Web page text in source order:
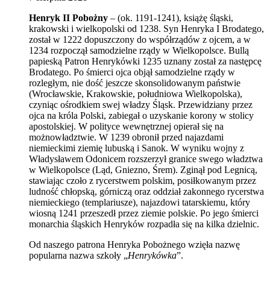
Henryk II Pobożny – (ok. 1191-1241), książę śląski,
krakowski i wielkopolski od 1238. Syn Henryka I Brodatego,
został w 1222 dopuszczony do współrządów z ojcem, a w
1234 rozpoczął samodzielne rządy w Wielkopolsce. Bullą
papieską Patron Henrykówki 1235 uznany został za następcę
Brodatego. Po śmierci ojca objął samodzielne rządy w
rozległym, nie dość jeszcze skonsolidowanym państwie
(Wrocławskie, Krakowskie, południowa Wielkopolska),
czyniąc ośrodkiem swej władzy Śląsk. Przewidziany przez
ojca na króla Polski, zabiegał o uzyskanie korony w stolicy
apostolskiej. W polityce wewnętrznej opierał się na
możnowładztwie. W 1239 obronił przed najazdami
niemieckimi ziemię lubuską i Sanok. W wyniku wojny z
Władysławem Odonicem rozszerzył granice swego władztwa
w Wielkopolsce (Ląd, Gniezno, Śrem). Zginął pod Legnicą,
stawiając czoło z rycerstwem polskim, posiłkowanym przez
ludność chłopską, górniczą oraz oddział zakonnego rycerstwa
niemieckiego (templariusze), najazdowi tatarskiemu, który
wiosną 1241 przeszedł przez ziemie polskie. Po jego śmierci
monarchia śląskich Henryków rozpadła się na kilka dzielnic.
Od naszego patrona Henryka Pobożnego wzięła nazwę
popularna nazwa szkoły „Henrykówka”.